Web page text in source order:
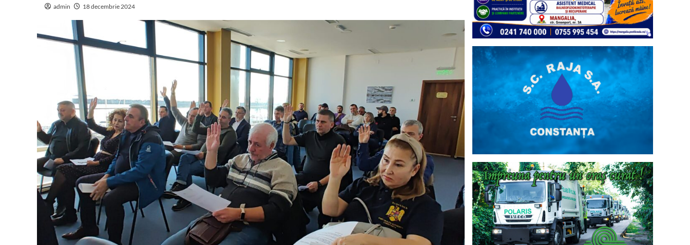
admin 18 decembrie 2024